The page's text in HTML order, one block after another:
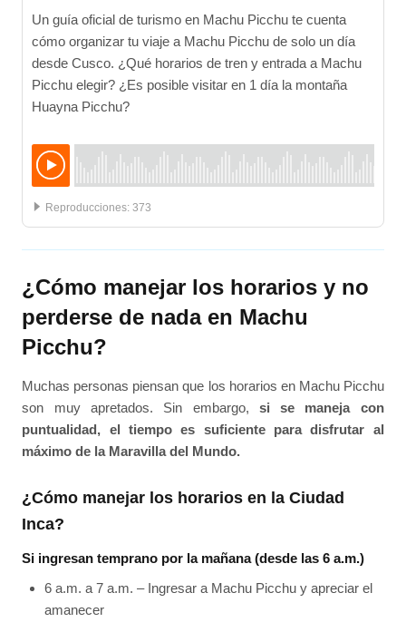
Un guía oficial de turismo en Machu Picchu te cuenta
cómo organizar tu viaje a Machu Picchu de solo un día
desde Cusco. ¿Qué horarios de tren y entrada a Machu
Picchu elegir? ¿Es posible visitar en 1 día la montaña
Huayna Picchu?
:373
¿Cómo manejar los horarios y no
perderse de nada en Machu
Picchu?
Muchas personas piensan que los horarios en Machu Picchu
son muy apretados. Sin embargo, si se maneja con
puntualidad, el tiempo es suficiente para disfrutar al
máximo de la Maravilla del Mundo.
¿Cómo manejar los horarios en la Ciudad
Inca?
Si ingresan temprano por la mañana (desde las 6 a.m.)
6 a.m. a 7 a.m. – Ingresar a Machu Picchu y apreciar el
amanecer